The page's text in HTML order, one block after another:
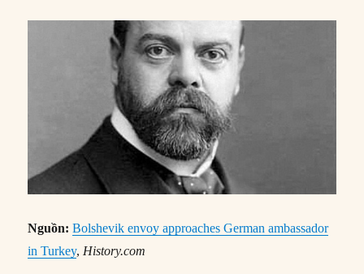
Nguồn: Bolshevik envoy approaches German ambassador
in Turkey, History.com